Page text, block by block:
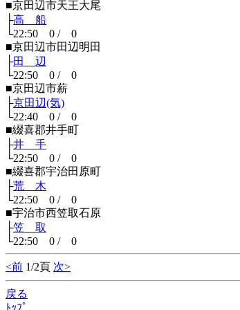
■京田辺市天王大尾
├高 船
└22:50 0 / 0
■京田辺市田辺明田
├田 辺
└22:50 0 / 0
■京田辺市薪
├京田辺(気)
└22:40 0 / 0
■綴喜郡井手町
├井 手
└22:50 0 / 0
■綴喜郡宇治田原町
├荒 木
└22:50 0 / 0
■宇治市西笠取石原
├笠 取
└22:50 0 / 0
<前 1/2頁 次>
戻る
ﾄｯﾌﾟ